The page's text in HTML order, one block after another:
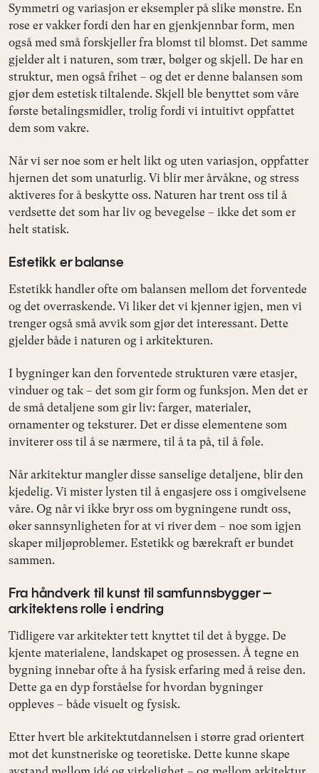
Symmetri og variasjon er eksempler på slike mønstre. En
rose er vakker fordi den har en gjenkjennbar form, men
også med små forskjeller fra blomst til blomst. Det samme
gjelder alt i naturen, som trær, bølger og skjell. De har en
struktur, men også frihet – og det er denne balansen som
gjør dem estetisk tiltalende. Skjell ble benyttet som våre
første betalingsmidler, trolig fordi vi intuitivt oppfattet
dem som vakre.
Når vi ser noe som er helt likt og uten variasjon, oppfatter
hjernen det som unaturlig. Vi blir mer årvåkne, og stress
aktiveres for å beskytte oss. Naturen har trent oss til å
verdsette det som har liv og bevegelse – ikke det som er
helt statisk.
Estetikk er balanse
Estetikk handler ofte om balansen mellom det forventede
og det overraskende. Vi liker det vi kjenner igjen, men vi
trenger også små avvik som gjør det interessant. Dette
gjelder både i naturen og i arkitekturen.
I bygninger kan den forventede strukturen være etasjer,
vinduer og tak – det som gir form og funksjon. Men det er
de små detaljene som gir liv: farger, materialer,
ornamenter og teksturer. Det er disse elementene som
inviterer oss til å se nærmere, til å ta på, til å føle.
Når arkitektur mangler disse sanselige detaljene, blir den
kjedelig. Vi mister lysten til å engasjere oss i omgivelsene
våre. Og når vi ikke bryr oss om bygningene rundt oss,
øker sannsynligheten for at vi river dem – noe som igjen
skaper miljøproblemer. Estetikk og bærekraft er bundet
sammen.
Fra håndverk til kunst til samfunnsbygger –
arkitektens rolle i endring
Tidligere var arkitekter tett knyttet til det å bygge. De
kjente materialene, landskapet og prosessen. Å tegne en
bygning innebar ofte å ha fysisk erfaring med å reise den.
Dette ga en dyp forståelse for hvordan bygninger
oppleves – både visuelt og fysisk.
Etter hvert ble arkitektutdannelsen i større grad orientert
mot det kunstneriske og teoretiske. Dette kunne skape